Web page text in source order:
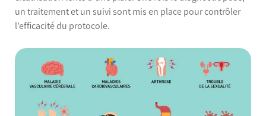
un traitement et un suivi sont mis en place pour contrôler
l’efficacité du protocole.